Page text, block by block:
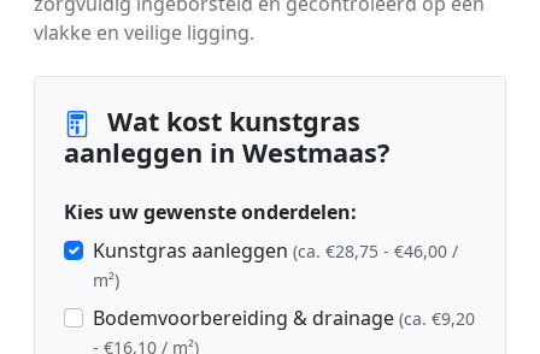
vlakke en veilige ligging.
Wat kost kunstgras
aanleggen in Westmaas?
Kies uw gewenste onderdelen:
Kunstgras aanleggen (ca. €28,75 - €46,00 /
m²)
Bodemvoorbereiding & drainage (ca. €9,20
- €16,10 / m²)